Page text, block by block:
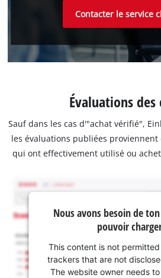
Contacter le service
Évaluations
Sauf dans les cas d'"achat vérifié",
les évaluations publiées
qui ont effectivement utilisé ou
Nous avons besoin de
pouvoir
This content is not
trackers that are not
The website owner needs